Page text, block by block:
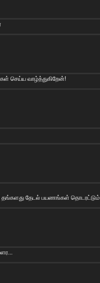
செய்ய வாழ்த்துகிறேன்!
தங்களது தேடல் பயணங்கள் தொடரட்டும்.